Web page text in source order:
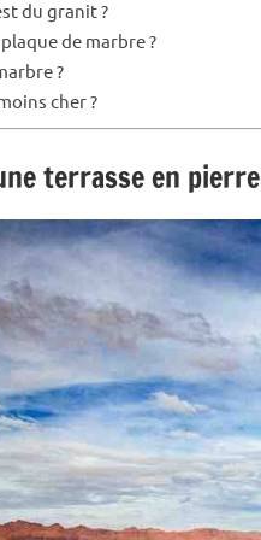
du granit ?
de marbre ?
?
cher ?
terrasse en